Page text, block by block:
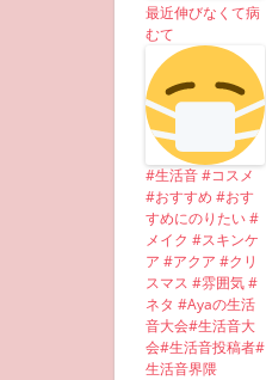
最近伸びなくて病
むて
#生活音 #コスメ
#おすすめ #おす
すめにのりたい #
メイク #スキンケ
ア #アクア #クリ
スマス #雰囲気 #
ネタ #Ayaの生活
音大会#生活音大
会#生活音投稿者#
生活音界隈